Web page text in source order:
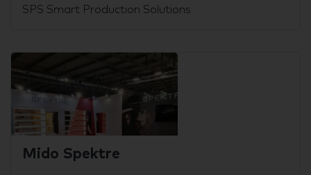
SPS Smart Production Solutions
Mido Spektre